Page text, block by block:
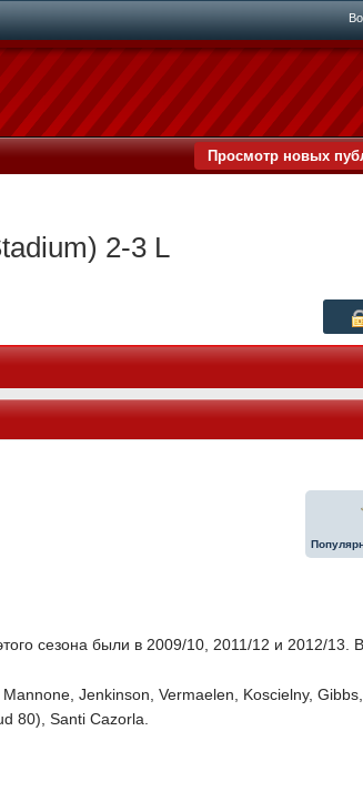
Просмотр новых
2-3 L
сезона были в 2009/10, 2011/12 и 2012/13.
Jenkinson, Vermaelen, Koscielny,
80), Santi Cazorla.